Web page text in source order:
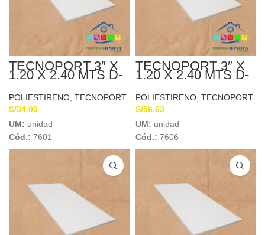
TECNOPORT 3″ X
1.20 X 2.40 MTS D-
10
POLIESTIRENO TECNOPORT
S/34.00
UM: unidad
Cód.: 7601
TECNOPORT 3″ X
1.20 X 2.40 MTS D-
15
POLIESTIRENO TECNOPORT
S/56.63
UM: unidad
Cód.: 7606